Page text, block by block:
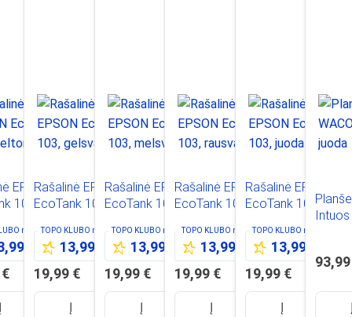
EPSON
101,
nariams
€
Rašalinė EPSON
EcoTank 103,
TOPO KLUBO nariams
13,99 €
19,99 €
Į
Rašalinė EPSON
EcoTank 103,
TOPO KLUBO nariams
13,99 €
19,99 €
Į
Rašalinė EPSON
EcoTank 103,
TOPO KLUBO nariams
13,99 €
19,99 €
Į
Rašalinė EPSON
EcoTank 103,
TOPO KLUBO nariams
13,99 €
19,99 €
Į